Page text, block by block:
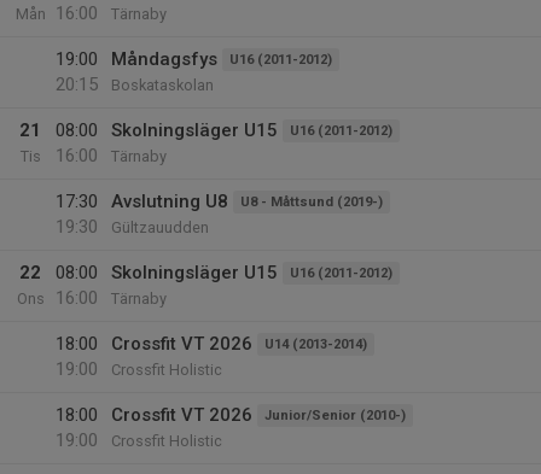
Mån
16:00
Tärnaby
19:00
20:15
Måndagsfys U16 (2011-2012)
Boskataskolan
21
Tis
08:00
16:00
Skolningsläger U15 U16 (2011-2012)
Tärnaby
17:30
19:30
Avslutning U8 U8 - Måttsund (2019-)
Gültzauudden
22
Ons
08:00
16:00
Skolningsläger U15 U16 (2011-2012)
Tärnaby
18:00
19:00
Crossfit VT 2026 U14 (2013-2014)
Crossfit Holistic
18:00
19:00
Crossfit VT 2026 Junior/Senior (2010-)
Crossfit Holistic